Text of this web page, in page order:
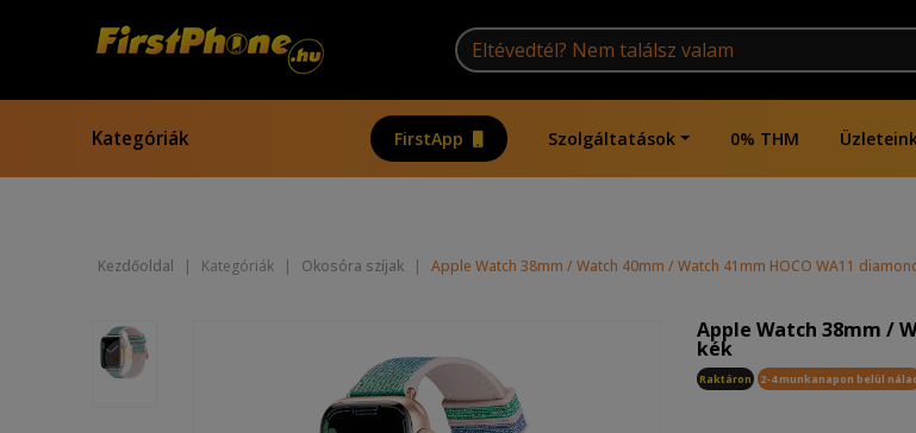
Kategóriák FirstApp Szolgáltatások 0% THM
Kezdőoldal | Kategóriák | Okosóra szíjak | Apple Watch 38mm / Watch 40mm / Watch 41mm HOCO WA11
Apple Watch 38mm /
kék
Raktáron 2-4 munkanapon belül